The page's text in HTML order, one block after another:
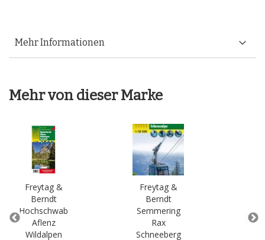
Mehr Informationen
Mehr von dieser Marke
Freytag &
Berndt
Hochschwab
Aflenz
Wildalpen
Freytag &
Berndt
Semmering
Rax
Schneeberg